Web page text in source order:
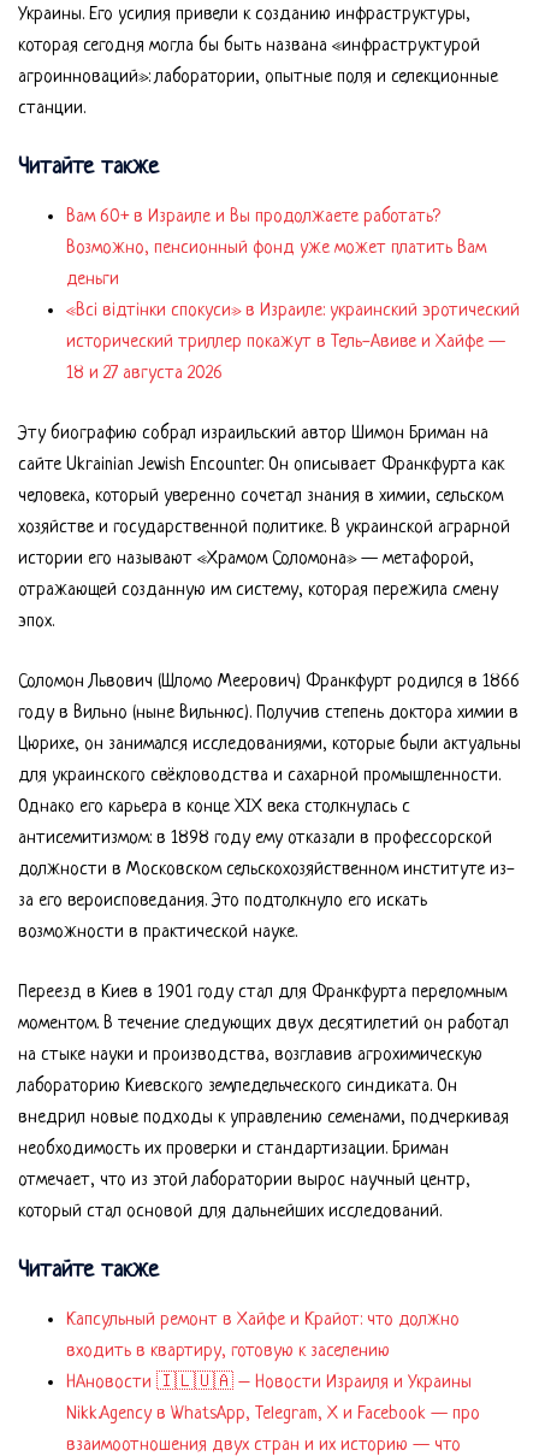
Украины. Его усилия привели к созданию инфраструктуры,
которая сегодня могла бы быть названа «инфраструктурой
агроинноваций»: лаборатории, опытные поля и селекционные
станции.
Читайте также
Вам 60+ в Израиле и Вы продолжаете работать?
Возможно, пенсионный фонд уже может платить Вам
деньги
«Всі відтінки спокуси» в Израиле: украинский эротический
исторический триллер покажут в Тель-Авиве и Хайфе —
18 и 27 августа 2026
Эту биографию собрал израильский автор Шимон Бриман на
сайте Ukrainian Jewish Encounter. Он описывает Франкфурта как
человека, который уверенно сочетал знания в химии, сельском
хозяйстве и государственной политике. В украинской аграрной
истории его называют «Храмом Соломона» — метафорой,
отражающей созданную им систему, которая пережила смену
эпох.
Соломон Львович (Шломо Меерович) Франкфурт родился в 1866
году в Вильно (ныне Вильнюс). Получив степень доктора химии в
Цюрихе, он занимался исследованиями, которые были актуальны
для украинского свёкловодства и сахарной промышленности.
Однако его карьера в конце XIX века столкнулась с
антисемитизмом: в 1898 году ему отказали в профессорской
должности в Московском сельскохозяйственном институте из-
за его вероисповедания. Это подтолкнуло его искать
возможности в практической науке.
Переезд в Киев в 1901 году стал для Франкфурта переломным
моментом. В течение следующих двух десятилетий он работал
на стыке науки и производства, возглавив агрохимическую
лабораторию Киевского земледельческого синдиката. Он
внедрил новые подходы к управлению семенами, подчеркивая
необходимость их проверки и стандартизации. Бриман
отмечает, что из этой лаборатории вырос научный центр,
который стал основой для дальнейших исследований.
Читайте также
Капсульный ремонт в Хайфе и Крайот: что должно
входить в квартиру, готовую к заселению
НАновости 🇮🇱🇺🇦 – Новости Израиля и Украины
Nikk.Agency в WhatsApp, Telegram, X и Facebook — про
взаимоотношения двух стран и их историю — что